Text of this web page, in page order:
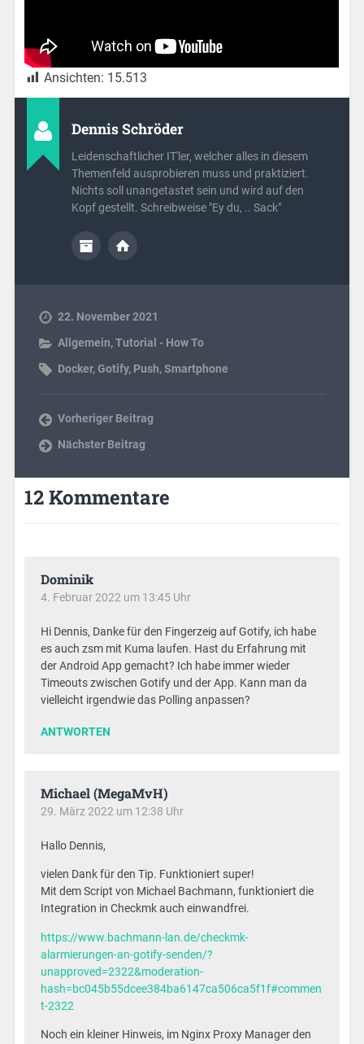
Ansichten: 15.513
Dennis Schröder
Leidenschaftlicher IT'ler, welcher alles in diesem
Themenfeld ausprobieren muss und praktiziert.
Nichts soll unangetastet sein und wird auf den
Kopf gestellt. Schreibweise "Ey du, .. Sack"
22. November 2021
Allgemein,Tutorial - How To
Docker,Gotify, Push,Smartphone
Vorheriger Beitrag
Nächster Beitrag
12 Kommentare
Dominik
4. Februar 2022 um 13:45 Uhr
Hi Dennis, Danke für den Fingerzeig auf Gotify, ich habe
es auch zsm mit Kuma laufen. Hast du Erfahrung mit
der Android App gemacht? Ich habe immer wieder
Timeouts zwischen Gotify und der App. Kann man da
vielleicht irgendwie das Polling anpassen?
ANTWORTEN
Michael (MegaMvH)
29. März 2022 um 12:38 Uhr
Hallo Dennis,
vielen Dank für den Tip. Funktioniert super!
Mit dem Script von Michael Bachmann, funktioniert die
Integration in Checkmk auch einwandfrei.
https://www.bachmann-lan.de/checkmk-
alarmierungen-an-gotify-senden/?
unapproved=2322&moderation-
hash=bc045b55dcee384ba6147ca506ca5f1f#commen
t-2322
Noch ein kleiner Hinweis, im Nginx Proxy Manager den